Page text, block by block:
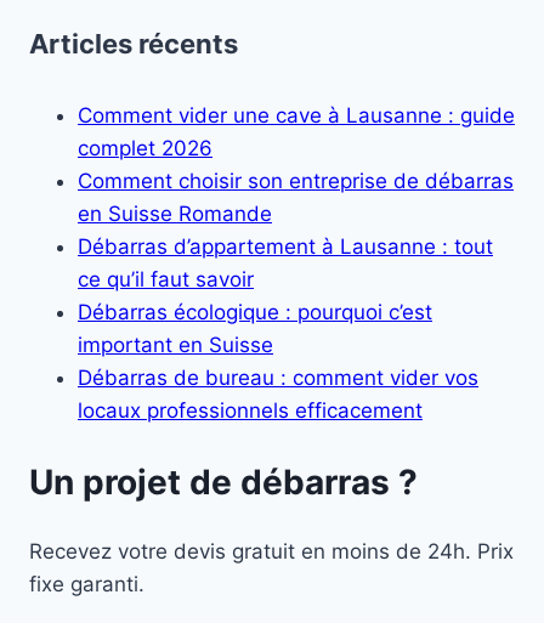
Articles récents
Comment vider une cave à Lausanne : guide
complet 2026
Comment choisir son entreprise de débarras
en Suisse Romande
Débarras d’appartement à Lausanne : tout
ce qu’il faut savoir
Débarras écologique : pourquoi c’est
important en Suisse
Débarras de bureau : comment vider vos
locaux professionnels efficacement
Un projet de débarras ?
Recevez votre devis gratuit en moins de 24h. Prix
fixe garanti.